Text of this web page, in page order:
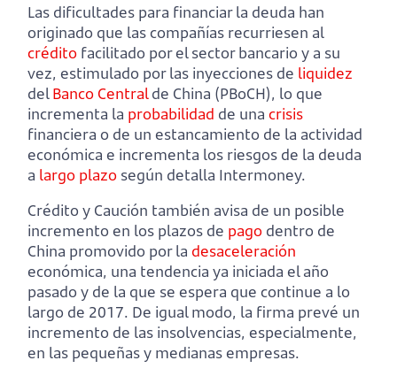
Las dificultades para financiar la deuda han
originado que las compañías recurriesen al
crédito facilitado por el sector bancario y a su
vez, estimulado por las inyecciones de liquidez
delBanco Centralde China (PBoCH), lo que
incrementa la probabilidad de una crisis
financiera o de un estancamiento de la actividad
económica e incrementa los riesgos de la deuda
a largo plazo según detalla Intermoney.
Crédito y Caución también avisa de un posible
incremento en los plazos de pago dentro de
China promovido por la desaceleración
económica, una tendencia ya iniciada el año
pasado y de la que se espera que continue a lo
largo de 2017. De igual modo, la firma prevé un
incremento de las insolvencias, especialmente,
en las pequeñas y medianas empresas.